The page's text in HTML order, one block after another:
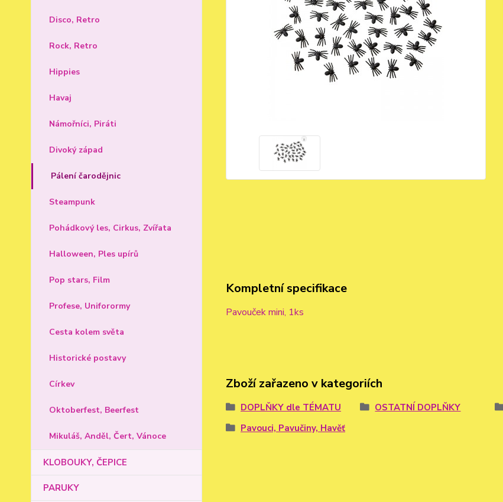
Disco, Retro
Rock, Retro
Hippies
Havaj
Námořníci, Piráti
Divoký západ
Pálení čarodějnic
Steampunk
Pohádkový les, Cirkus, Zvířata
Halloween, Ples upírů
Pop stars, Film
Profese, Uniforormy
Cesta kolem světa
Historické postavy
Církev
Oktoberfest, Beerfest
Mikuláš, Anděl, Čert, Vánoce
KLOBOUKY, ČEPICE
PARUKY
Kompletní specifikace
Pavouček mini, 1ks
Zboží zařazeno v kategoriích
DOPLŇKY dle TÉMATU OSTATNÍ DOPLŇKY
Pavouci, Pavučiny, Havěť